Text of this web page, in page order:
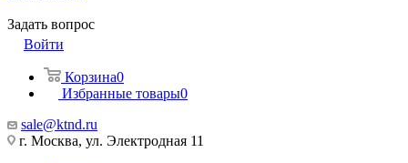
Задать вопрос
Войти
Корзина0
Избранные товары0
sale@ktnd.ru
г. Москва, ул. Электродная 11